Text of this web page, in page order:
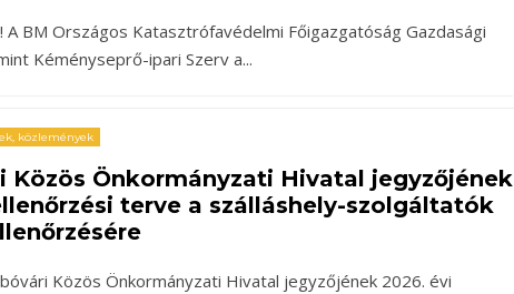
A BM Országos Katasztrófavédelmi Főigazgatóság Gazdasági
Kéményseprő-ipari Szerv a...
közlemények
Közös Önkormányzati Hivatal jegyzőjének
terve a szálláshely-szolgáltatók
Közös Önkormányzati Hivatal jegyzőjének 2026. évi